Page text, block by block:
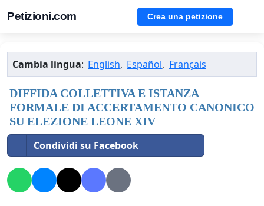
Petizioni.com Crea una petizione
Cambia lingua: English, Español, Français
DIFFIDA COLLETTIVA E ISTANZA
FORMALE DI ACCERTAMENTO CANONICO
SU ELEZIONE LEONE XIV
Condividi su Facebook